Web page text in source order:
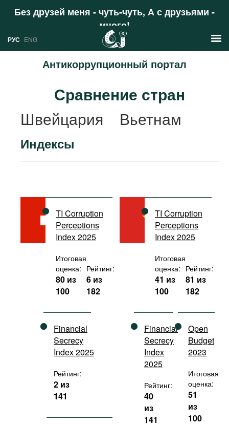
Без друзей меня - чуть-чуть, А с друзьями -
много!
Поддержать
РУС ENG
Антикоррупционный портал
Аналитика
Профили
Стран
Ресурсы
Документы международных
организаций
Фильмы
Подкасты
Книжная полка
Сравнение стран
Швейцария
Вьетнам
Индексы
TI Corruption
Perceptions
Index 2025
Итоговая
оценка:
80 из
100
Рейтинг:
6 из
182
Financial
Secrecy
Index 2025
Рейтинг:
2 из
141
TI Corruption
Perceptions
Index 2025
Итоговая
оценка:
41 из
100
Рейтинг:
81 из
182
Financial
Secrecy
Index
2025
Рейтинг:
40
из
141
Open
Budget
2023
Итоговая
оценка:
51
из
100